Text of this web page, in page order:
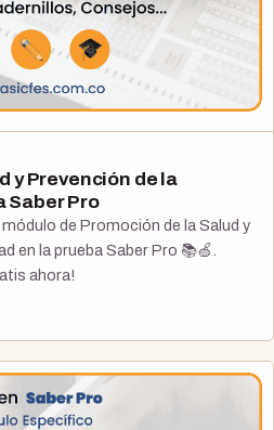
y Prevención de la
Saber Pro
de Promoción de la Salud y
en la prueba Saber Pro 📚🍏.
ahora!